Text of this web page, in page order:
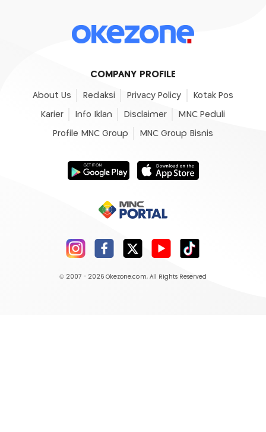
COMPANY PROFILE
About Us Redaksi Privacy Policy Kotak Pos
Karier Info Iklan Disclaimer MNC Peduli
Profile MNC Group MNC Group Bisnis
© 2007 - 2026 Okezone.com, All Rights Reserved